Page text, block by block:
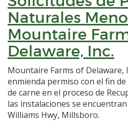
Naturales
Mountaire
Delaware, Inc.
Mountaire Farms of Delaware,
enmienda permiso con el fin
de carne en el proceso de
las instalaciones se encuentran
Williams Hwy, Millsboro.